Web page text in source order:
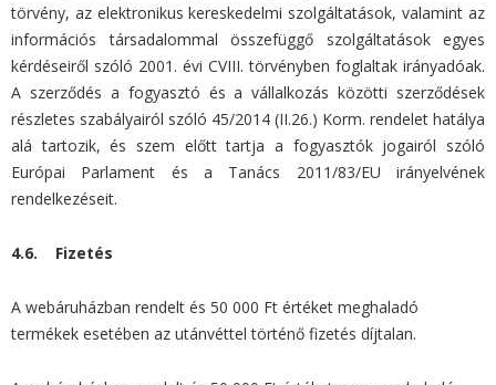
törvény, az elektronikus kereskedelmi szolgáltatások, valamint az
információs társadalommal összefüggő szolgáltatások egyes
kérdéseiről szóló 2001. évi CVIII. törvényben foglaltak irányadóak.
A szerződés a fogyasztó és a vállalkozás közötti szerződések
részletes szabályairól szóló 45/2014 (II.26.) Korm. rendelet hatálya
alá tartozik, és szem előtt tartja a fogyasztók jogairól szóló
Európai Parlament és a Tanács 2011/83/EU irányelvének
rendelkezéseit.
4.6. Fizetés
A webáruházban rendelt és 50 000 Ft értéket meghaladó
termékek esetében az utánvéttel történő fizetés díjtalan.